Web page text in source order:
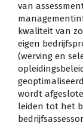
van
kwaliteit van
eigen
(werving en
wordt
leiden tot het